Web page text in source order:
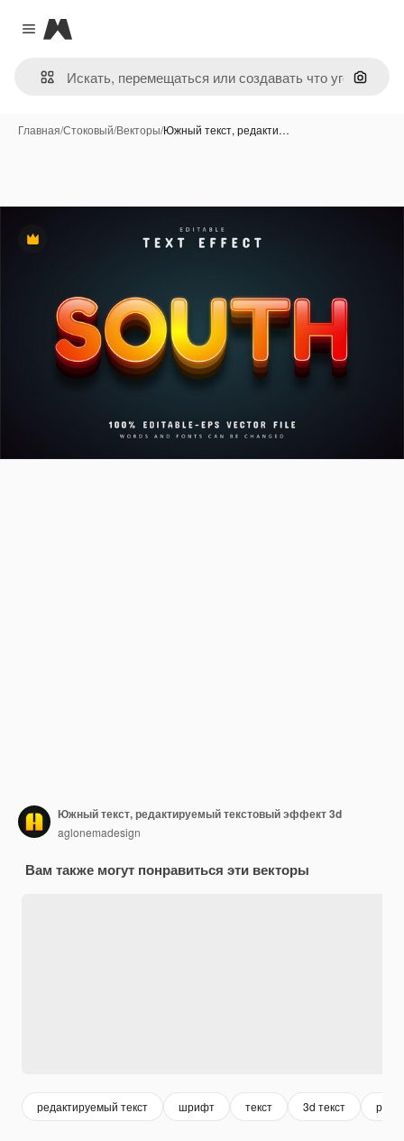
Close menu
Magnific
Поиск
Главная/Стоковый/Векторы/Южный текст, редакти…
Премиум
Южный текст, редактируемый текстовый эффект 3d
aglonemadesign
Вам также могут понравиться эти векторы
редактируемый текст шрифт текст 3d текст